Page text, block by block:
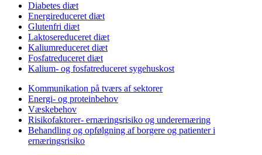
Diabetes diæt
Energireduceret diæt
Glutenfri diæt
Laktosereduceret diæt
Kaliumreduceret diæt
Fosfatreduceret diæt
Kalium- og fosfatreduceret sygehuskost
Kommunikation på tværs af sektorer
Energi- og proteinbehov
Væskebehov
Risikofaktorer- ernæringsrisiko og underernæring
Behandling og opfølgning af borgere og patienter i
ernæringsrisiko